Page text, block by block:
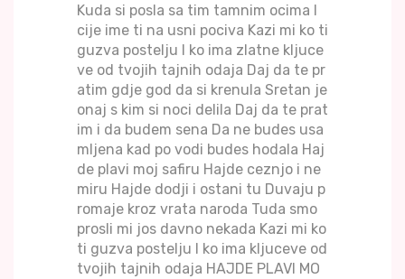
Kuda si posla sa tim tamnim ocima I
cije ime ti na usni pociva Kazi mi ko ti
guzva postelju I ko ima zlatne kljuce
ve od tvojih tajnih odaja Daj da te pr
atim gdje god da si krenula Sretan je
onaj s kim si noci delila Daj da te prat
im i da budem sena Da ne budes usa
mljena kad po vodi budes hodala Haj
de plavi moj safiru Hajde ceznjo i ne
miru Hajde dodji i ostani tu Duvaju p
romaje kroz vrata naroda Tuda smo
prosli mi jos davno nekada Kazi mi ko
ti guzva postelju I ko ima kljuceve od
tvojih tajnih odaja HAJDE PLAVI MO